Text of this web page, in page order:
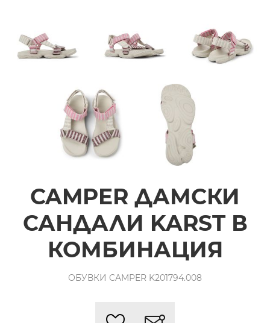
CAMPER ДАМСКИ
САНДАЛИ KARST В
КОМБИНАЦИЯ
ОБУВКИ CAMPER K201794.008